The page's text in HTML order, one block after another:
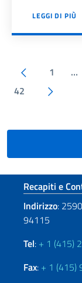
LEGGI DI PIÙ
Pagina
1 …
42
Recapiti e
Indirizzo:
94115
Tel: + 1 (415)
Fax: + 1 (415)